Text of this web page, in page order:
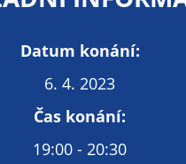
Datum konání:
6. 4. 2023
Čas konání:
19:00 - 20:30
Technické
Technické